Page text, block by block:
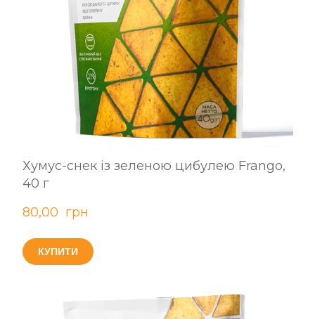
Хумус-снек із зеленою цибулею Frango,
40 г
80,00  грн
КУПИТИ